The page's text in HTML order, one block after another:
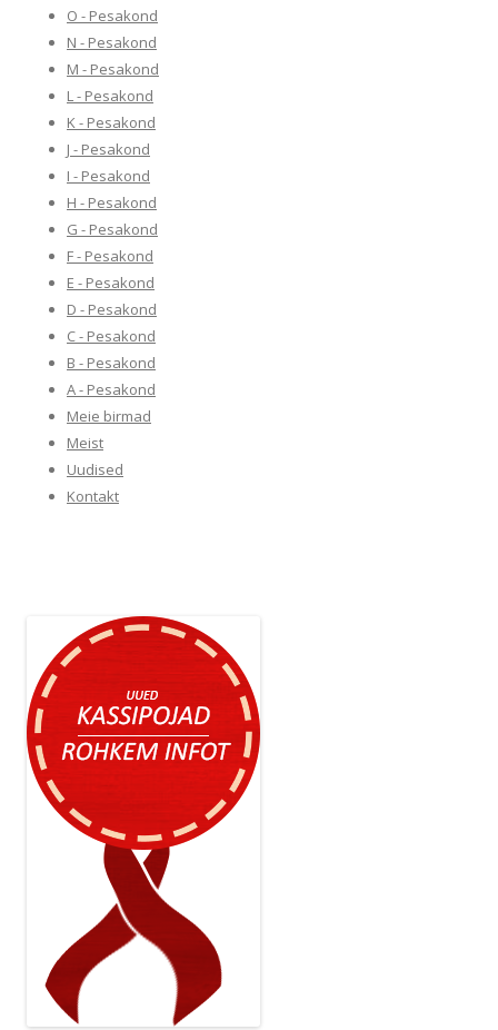
O - Pesakond
N - Pesakond
M - Pesakond
L - Pesakond
K - Pesakond
J - Pesakond
I - Pesakond
H - Pesakond
G - Pesakond
F - Pesakond
E - Pesakond
D - Pesakond
C - Pesakond
B - Pesakond
A - Pesakond
Meie birmad
Meist
Uudised
Kontakt